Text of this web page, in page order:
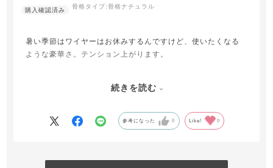
骨格タイプ:骨格ナチュラル
暑い季節はワイヤーはお休みするんですけど、使いたくなる
ような豪華さ。テンション上がります。
が、ステップブラは手にとるとウキウキします。まだワイヤ
続きを読む
参考になった 0 Like! 0